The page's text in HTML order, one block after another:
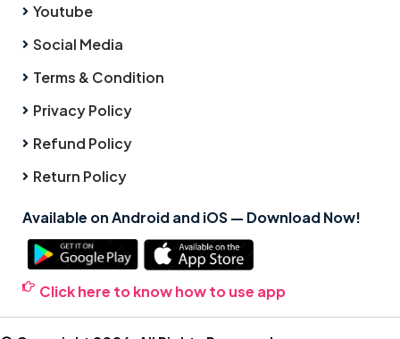
Youtube
Social Media
Terms & Condition
Privacy Policy
Refund Policy
Return Policy
Available on Android and iOS — Download Now!
Click here to know how to use app